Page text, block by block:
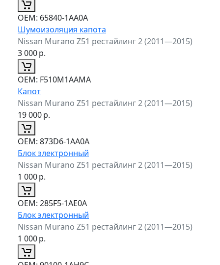
ОЕМ: 65840-1AA0A
Шумоизоляция капота
Nissan Murano Z51 рестайлинг 2 (2011—2015)
3 000р.
ОЕМ: F510M1AAMA
Капот
Nissan Murano Z51 рестайлинг 2 (2011—2015)
19 000р.
ОЕМ: 873D6-1AA0A
Блок электронный
Nissan Murano Z51 рестайлинг 2 (2011—2015)
1 000р.
ОЕМ: 285F5-1AE0A
Блок электронный
Nissan Murano Z51 рестайлинг 2 (2011—2015)
1 000р.